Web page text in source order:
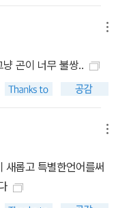
곤이 너무 불쌍..
새롭고 특별한언어를써